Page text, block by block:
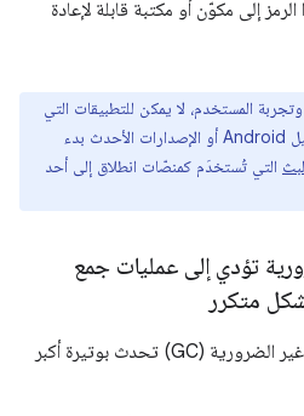
إلى مكوّن أو مكتبة قابلة لإعادة
المستخدم، لا يمكن للتطبيقات التي
تستهدف الإصدار 12 من نظام التشغيل Android أو الإصدارات الأحدث بدء
التي تُستخدَم كمنصّات انطلاق إلى أحد
تؤدي إلى عمليات جمع
متكرر
قد تلاحظ عمليات جمع البيانات غير الضرورية (GC) تحدث بوتيرة أكبر